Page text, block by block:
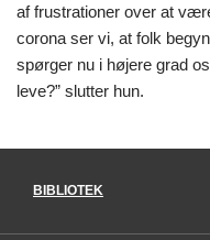
af frustrationer over at
corona ser vi, at folk
spørger nu i højere grad
leve?” slutter hun.
BIBLIOTEK